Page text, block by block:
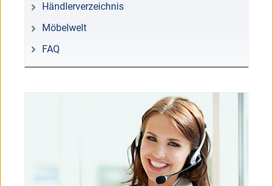
Händlerverzeichnis
Möbelwelt
FAQ